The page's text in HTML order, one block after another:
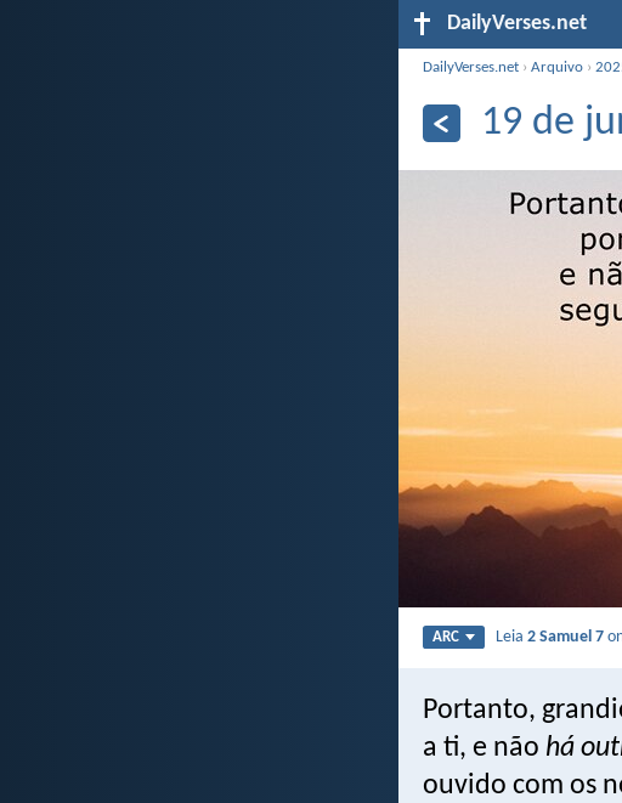
DailyVerses.net
DailyVerses.net ›Arquivo ›
19 de
ARC Leia2 Samuel 7
Portanto,
a ti, e não há
ouvido com os